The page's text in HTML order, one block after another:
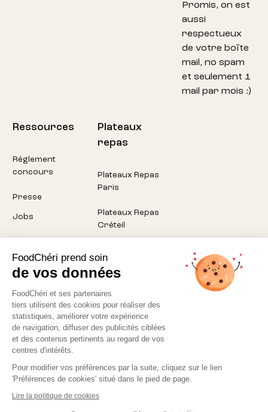
FoodChéri prend soin
de vos données
FoodChéri et ses partenaires
tiers utilisent des cookies pour réaliser des
statistiques, améliorer votre expérience
de navigation, diffuser des publicités ciblées
et des contenus pertinents au regard de vos
centres d'intérêts.
Pour modifier vos préférences par la suite, cliquez sur le lien
'Préférences de cookies' situé dans le pied de page.
Lire la politique de cookies
Promis, on est
aussi
respectueux
de votre boîte
mail, no spam
et seulement 1
mail par mois :)
Ressources
Réglement
concours
Presse
Jobs
Plateaux
repas
Plateaux Repas
Paris
Plateaux Repas
Créteil
Pantin
Plateaux Repas
Aubervilliers